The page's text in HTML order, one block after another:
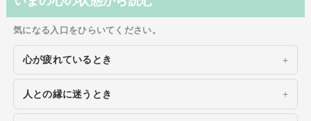
気になる入口をひらいてください。
心が疲れているとき
人との縁に迷うとき